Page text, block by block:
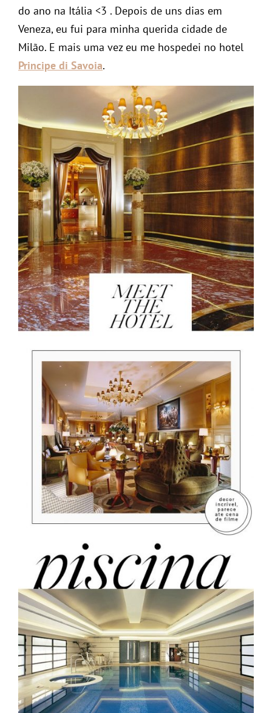
do ano na Itália <3 . Depois de uns dias em
Veneza, eu fui para minha querida cidade de
Milão. E mais uma vez eu me hospedei no hotel
Principe di Savoia.